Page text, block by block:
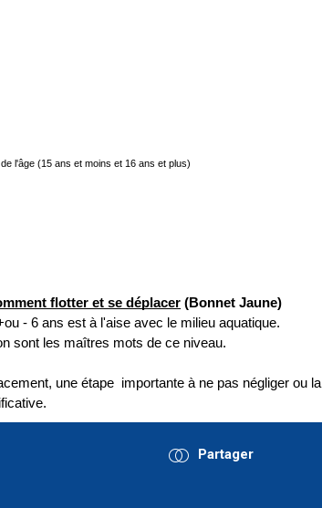
l'âge (15 ans et moins et 16 ans et plus)
flotter et se déplacer (Bonnet Jaune)
- 6 ans est à l'aise avec le milieu aquatique.
sont les maîtres mots de ce niveau.
une étape  importante à ne pas négliger ou la
Partager